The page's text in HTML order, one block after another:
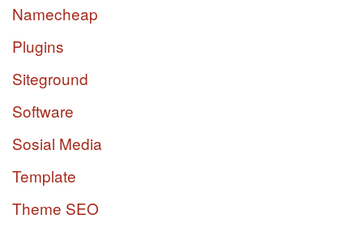
Namecheap
Plugins
Siteground
Software
Sosial Media
Template
Theme SEO